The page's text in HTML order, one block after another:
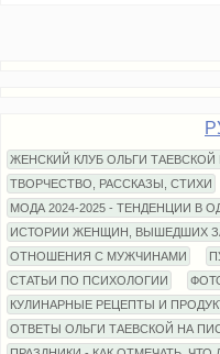
ЖЕНСКИЙ КЛУБ ОЛЬГИ ТАЕВСКОЙ
ТВОРЧЕСТВО, РАССКАЗЫ, СТИХИ
МОДА 2024-2025 - ТЕНДЕНЦИИ В
ИСТОРИИ ЖЕНЩИН, ВЫШЕДШИХ
ОТНОШЕНИЯ С МУЖЧИНАМИ
СТАТЬИ ПО ПСИХОЛОГИИ
КУЛИНАРНЫЕ РЕЦЕПТЫ И
ОТВЕТЫ ОЛЬГИ ТАЕВСКОЙ НА